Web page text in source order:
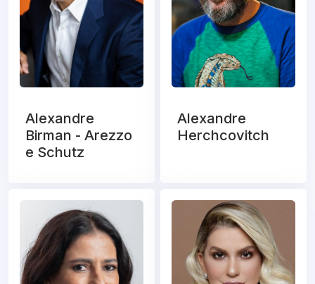
Alexandre
Birman - Arezzo
e Schutz
Alexandre
Herchcovitch